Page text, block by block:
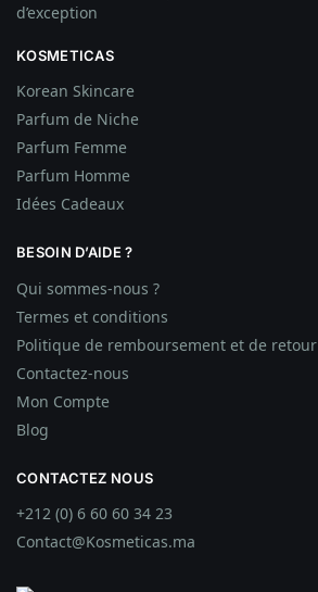
d’exception
KOSMETICAS
Korean Skincare
Parfum de Niche
Parfum Femme
Parfum Homme
Idées Cadeaux
BESOIN D’AIDE ?
Qui sommes-nous ?
Termes et conditions
Politique de remboursement et de retour
Contactez-nous
Mon Compte
Blog
CONTACTEZ NOUS
+212 (0) 6 60 60 34 23
Contact@Kosmeticas.ma